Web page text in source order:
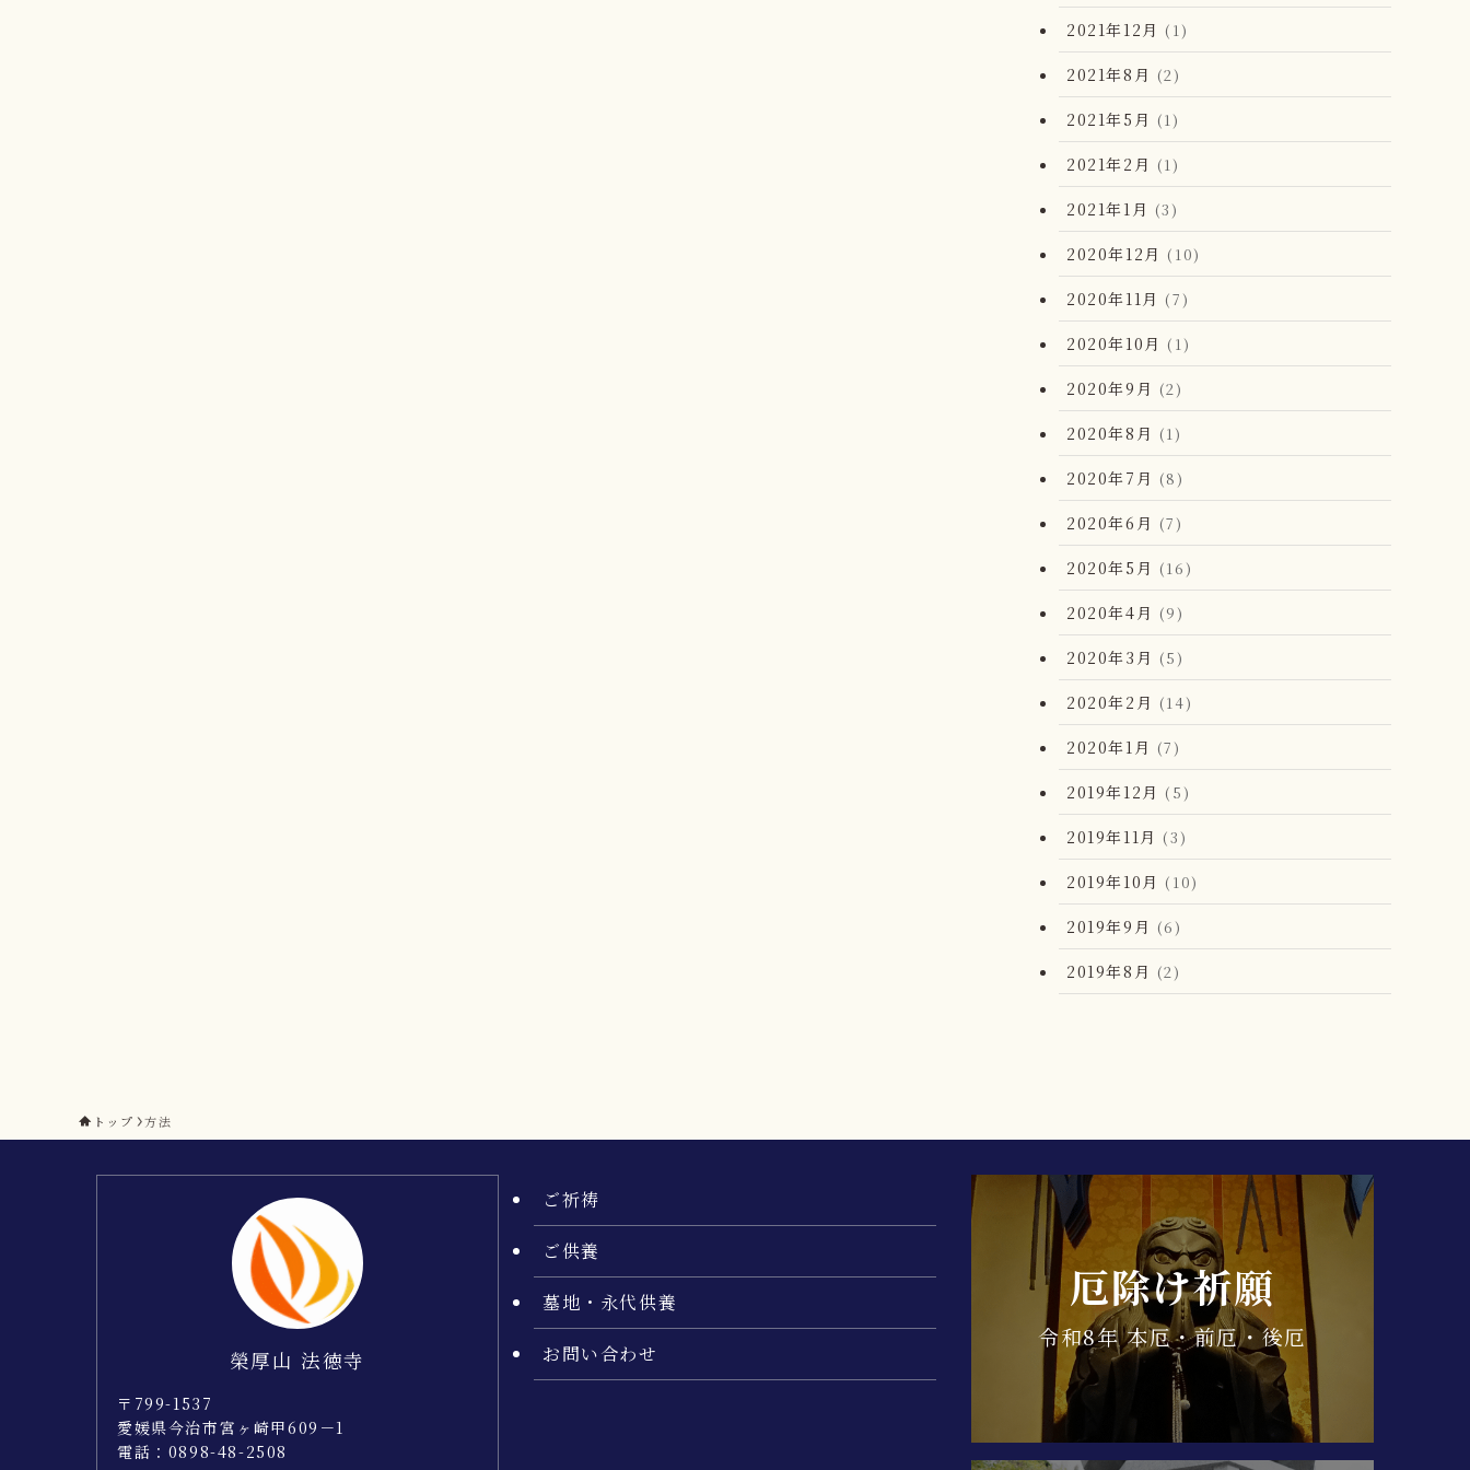
2021年12月 (1)
2021年8月 (2)
2021年5月 (1)
2021年2月 (1)
2021年1月 (3)
2020年12月 (10)
2020年11月 (7)
2020年10月 (1)
2020年9月 (2)
2020年8月 (1)
2020年7月 (8)
2020年6月 (7)
2020年5月 (16)
2020年4月 (9)
2020年3月 (5)
2020年2月 (14)
2020年1月 (7)
2019年12月 (5)
2019年11月 (3)
2019年10月 (10)
2019年9月 (6)
2019年8月 (2)
トップ 方法
榮厚山 法徳寺
〒799-1537
愛媛県今治市宮ヶ崎甲609－1
電話：0898-48-2508
ご祈祷
ご供養
墓地・永代供養
お問い合わせ
厄除け祈願
令和8年 本厄・前厄・後厄